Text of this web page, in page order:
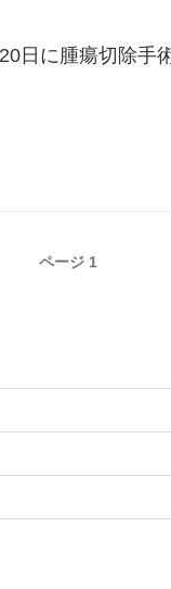
日に腫瘍切除手
ページ 1